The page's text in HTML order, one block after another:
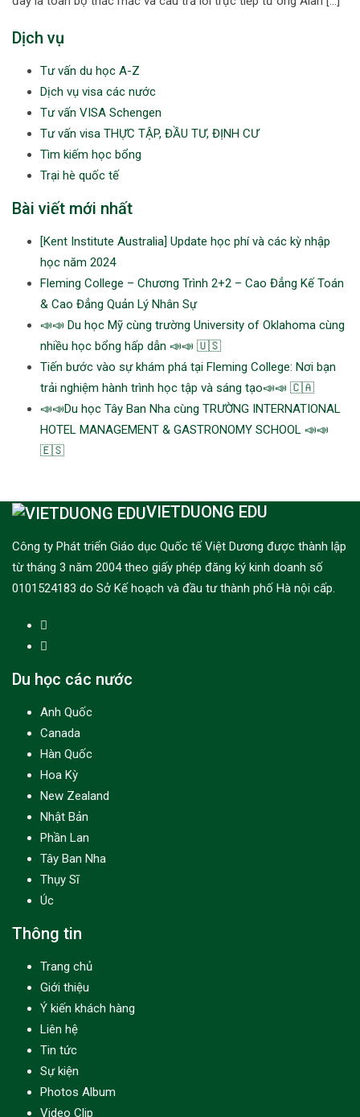
Dịch vụ
Tư vấn du học A-Z
Dịch vụ visa các nước
Tư vấn VISA Schengen
Tư vấn visa THỰC TẬP, ĐẦU TƯ, ĐỊNH CƯ
Tìm kiếm học bổng
Trại hè quốc tế
Bài viết mới nhất
[Kent Institute Australia] Update học phí và các kỳ nhập
học năm 2024
Fleming College – Chương Trình 2+2 – Cao Đẳng Kế Toán
& Cao Đẳng Quản Lý Nhân Sự
📣📣 Du học Mỹ cùng trường University of Oklahoma cùng
nhiều học bổng hấp dẫn 📣📣 🇺🇸
Tiến bước vào sự khám phá tại Fleming College: Nơi bạn
trải nghiệm hành trình học tập và sáng tạo📣📣 🇨🇦
📣📣Du học Tây Ban Nha cùng TRƯỜNG INTERNATIONAL
HOTEL MANAGEMENT & GASTRONOMY SCHOOL 📣📣
🇪🇸
VIETDUONG EDU
Công ty Phát triển Giáo dục Quốc tế Việt Dương được thành lập
từ tháng 3 năm 2004 theo giấy phép đăng ký kinh doanh số
0101524183 do Sở Kế hoạch và đầu tư thành phố Hà nội cấp.
Du học các nước
Anh Quốc
Canada
Hàn Quốc
Hoa Kỳ
New Zealand
Nhật Bản
Phần Lan
Tây Ban Nha
Thụy Sĩ
Úc
Thông tin
Trang chủ
Giới thiệu
Ý kiến khách hàng
Liên hệ
Tin tức
Sự kiện
Photos Album
Video Clip